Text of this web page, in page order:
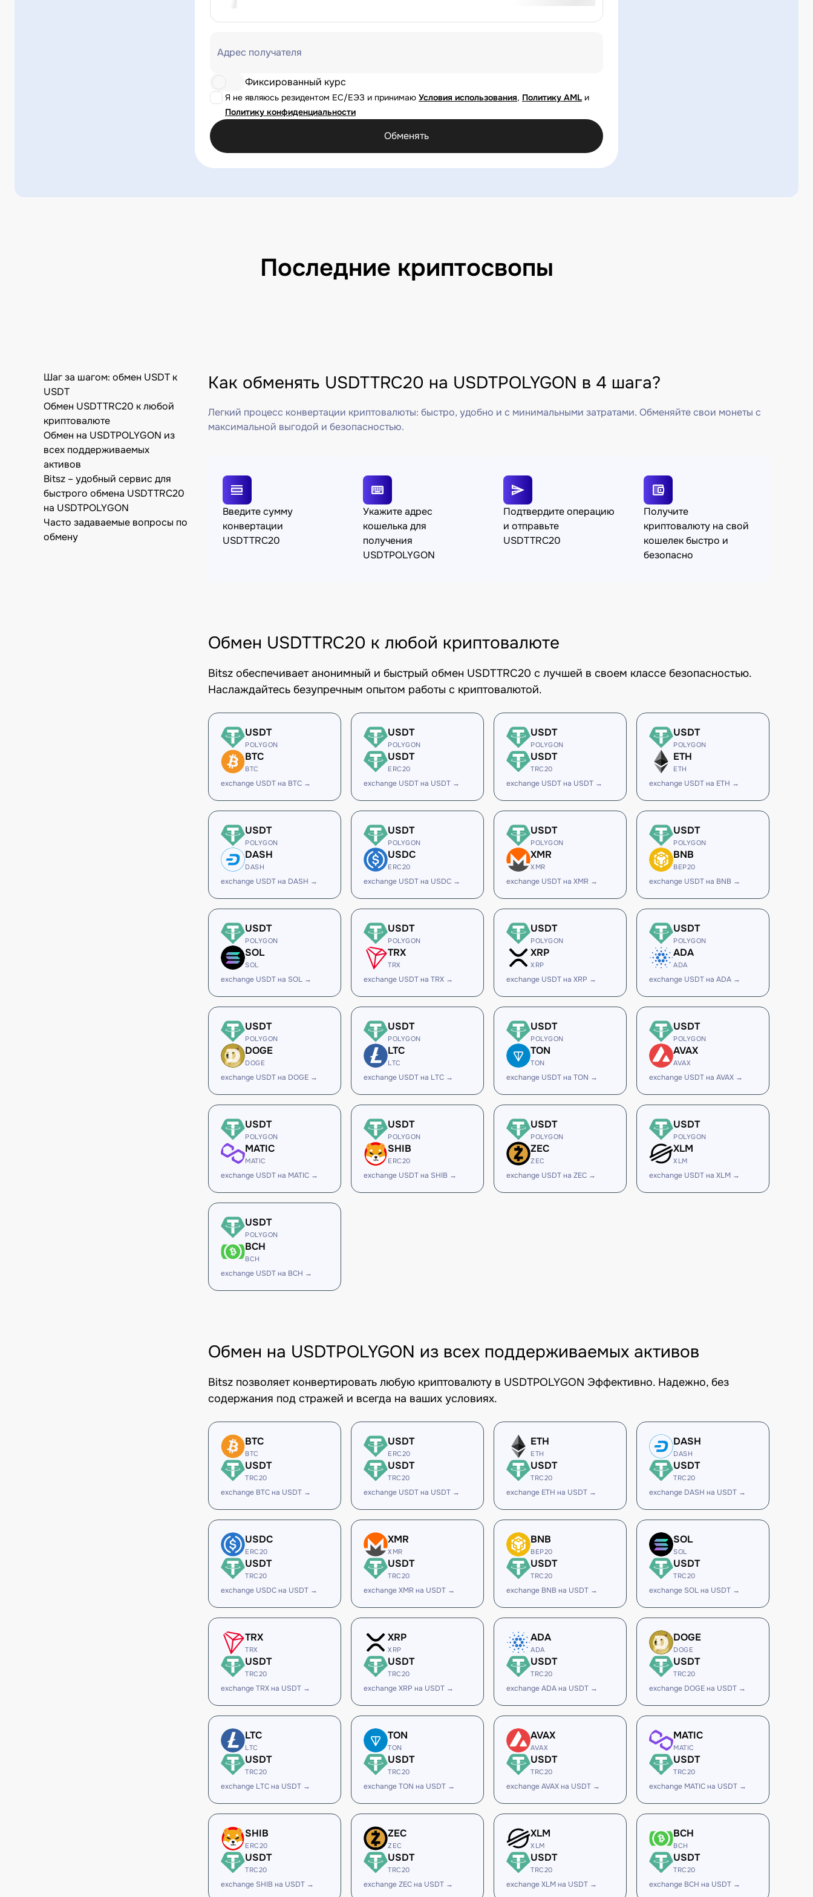
Адрес получателя
Я не являюсь резидентом ЕС/ЕЭЗ и принимаю Условия использования, Политику AML и
Политику конфиденциальности
Фиксированный курс
Обменять
Последние криптосвопы
Шаг за шагом: обмен USDT к
USDT
Обмен USDTTRC20 к любой
криптовалюте
Обмен на USDTPOLYGON из
всех поддерживаемых
активов
Bitsz – удобный сервис для
быстрого обмена USDTTRC20
на USDTPOLYGON
Часто задаваемые вопросы по
обмену
Как обменять USDTTRC20 на USDTPOLYGON в 4 шага?
Легкий процесс конвертации криптовалюты: быстро, удобно и с минимальными затратами. Обменяйте свои монеты с
максимальной выгодой и безопасностью.
Введите сумму
конвертации
USDTTRC20
Укажите адрес
кошелька для
получения
USDTPOLYGON
Подтвердите операцию
и отправьте
USDTTRC20
Получите
криптовалюту на свой
кошелек быстро и
безопасно
Обмен USDTTRC20 к любой криптовалюте
Bitsz обеспечивает анонимный и быстрый обмен USDTTRC20 с лучшей в своем классе безопасностью.
Наслаждайтесь безупречным опытом работы с криптовалютой.
USDT
POLYGON
BTC
BTC
exchange USDT на BTC →
USDT
POLYGON
USDT
ERC20
exchange USDT на USDT →
USDT
POLYGON
USDT
TRC20
exchange USDT на USDT →
USDT
POLYGON
ETH
ETH
exchange USDT на ETH →
USDT
POLYGON
DASH
DASH
exchange USDT на DASH →
USDT
POLYGON
USDC
ERC20
exchange USDT на USDC →
USDT
POLYGON
XMR
XMR
exchange USDT на XMR →
USDT
POLYGON
BNB
BEP20
exchange USDT на BNB →
USDT
POLYGON
SOL
SOL
exchange USDT на SOL →
USDT
POLYGON
TRX
TRX
exchange USDT на TRX →
USDT
POLYGON
XRP
XRP
exchange USDT на XRP →
USDT
POLYGON
ADA
ADA
exchange USDT на ADA →
USDT
POLYGON
DOGE
DOGE
exchange USDT на DOGE →
USDT
POLYGON
LTC
LTC
exchange USDT на LTC →
USDT
POLYGON
TON
TON
exchange USDT на TON →
USDT
POLYGON
AVAX
AVAX
exchange USDT на AVAX →
USDT
POLYGON
MATIC
MATIC
exchange USDT на MATIC →
USDT
POLYGON
SHIB
ERC20
exchange USDT на SHIB →
USDT
POLYGON
ZEC
ZEC
exchange USDT на ZEC →
USDT
POLYGON
XLM
XLM
exchange USDT на XLM →
USDT
POLYGON
BCH
BCH
exchange USDT на BCH →
Обмен на USDTPOLYGON из всех поддерживаемых активов
Bitsz позволяет конвертировать любую криптовалюту в USDTPOLYGON Эффективно. Надежно, без
содержания под стражей и всегда на ваших условиях.
BTC
BTC
USDT
TRC20
exchange BTC на USDT →
USDT
ERC20
USDT
TRC20
exchange USDT на USDT →
ETH
ETH
USDT
TRC20
exchange ETH на USDT →
DASH
DASH
USDT
TRC20
exchange DASH на USDT →
USDC
ERC20
USDT
TRC20
exchange USDC на USDT →
XMR
XMR
USDT
TRC20
exchange XMR на USDT →
BNB
BEP20
USDT
TRC20
exchange BNB на USDT →
SOL
SOL
USDT
TRC20
exchange SOL на USDT →
TRX
TRX
USDT
TRC20
exchange TRX на USDT →
XRP
XRP
USDT
TRC20
exchange XRP на USDT →
ADA
ADA
USDT
TRC20
exchange ADA на USDT →
DOGE
DOGE
USDT
TRC20
exchange DOGE на USDT →
LTC
LTC
USDT
TRC20
exchange LTC на USDT →
TON
TON
USDT
TRC20
exchange TON на USDT →
AVAX
AVAX
USDT
TRC20
exchange AVAX на USDT →
MATIC
MATIC
USDT
TRC20
exchange MATIC на USDT →
SHIB
ERC20
USDT
TRC20
exchange SHIB на USDT →
ZEC
ZEC
USDT
TRC20
exchange ZEC на USDT →
XLM
XLM
USDT
TRC20
exchange XLM на USDT →
BCH
BCH
USDT
TRC20
exchange BCH на USDT →